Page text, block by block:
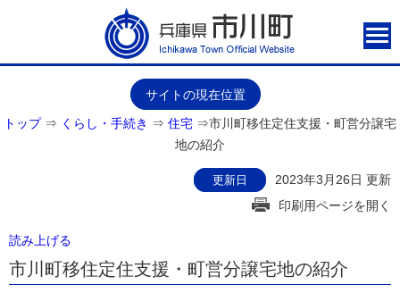
サイトの現在位置
トップ⇒ くらし・手続き ⇒ 住宅 ⇒市川町移住定住支援・町営分譲宅
地の紹介
更新日
2023年3月26日 更新
印刷用ページを開く
読み上げる
市川町移住定住支援・町営分譲宅地の紹介